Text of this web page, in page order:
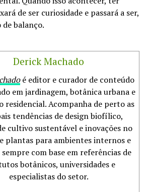
de ser curiosidade e passará a ser,
balanço.
Derick Machado
é editor e curador de conteúdo
em jardinagem, botânica urbana e
residencial. Acompanha de perto as
tendências de design biofílico,
cultivo sustentável e inovações no
plantas para ambientes internos e
com base em referências de
botânicos, universidades e
especialistas do setor.